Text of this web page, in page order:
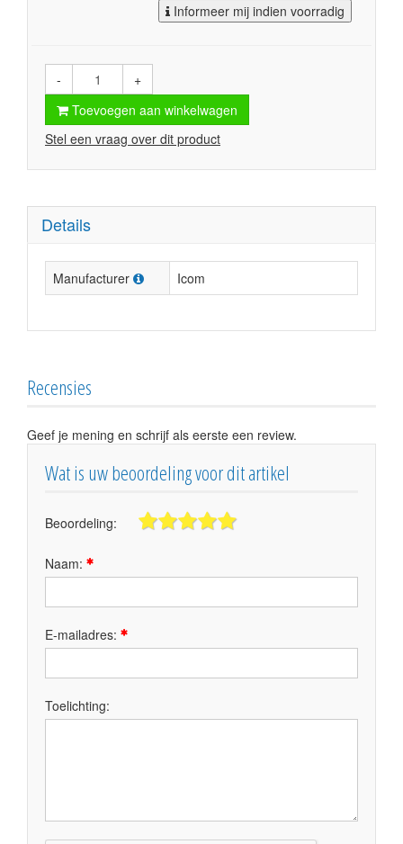
Informeer mij indien voorradig
-
+
Toevoegen aan winkelwagen
Stel een vraag over dit product
Details
Manufacturer Icom
Recensies
Geef je mening en schrijf als eerste een review.
Wat is uw beoordeling voor dit artikel
Beoordeling:
Naam:
E-mailadres:
Toelichting: